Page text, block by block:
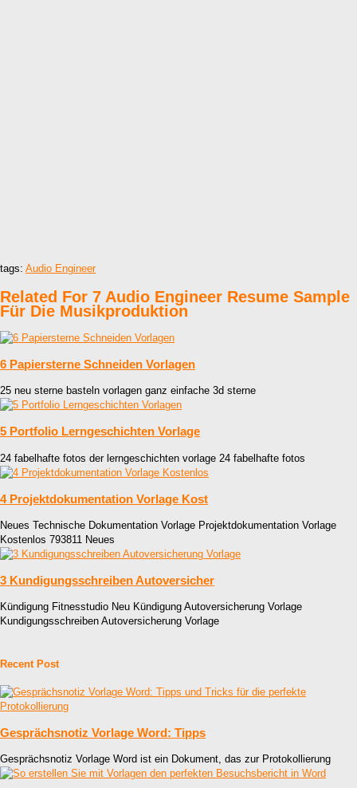
tags: Audio Engineer
Related For 7 Audio Engineer Resume Sample
Für Die Musikproduktion
6 Papiersterne Schneiden Vorlagen
25 neu sterne basteln vorlagen ganz einfache 3d sterne
5 Portfolio Lerngeschichten Vorlage
24 fabelhafte fotos der lerngeschichten vorlage 24 fabelhafte fotos
4 Projektdokumentation Vorlage Kost
Neues Technische Dokumentation Vorlage Projektdokumentation Vorlage
Kostenlos 793811 Neues
3 Kundigungsschreiben Autoversicher
Kündigung Fitnesstudio Neu Kündigung Autoversicherung Vorlage
Kundigungsschreiben Autoversicherung Vorlage
Recent Post
Gesprächsnotiz Vorlage Word: Tipps
Gesprächsnotiz Vorlage Word ist ein Dokument, das zur Protokollierung